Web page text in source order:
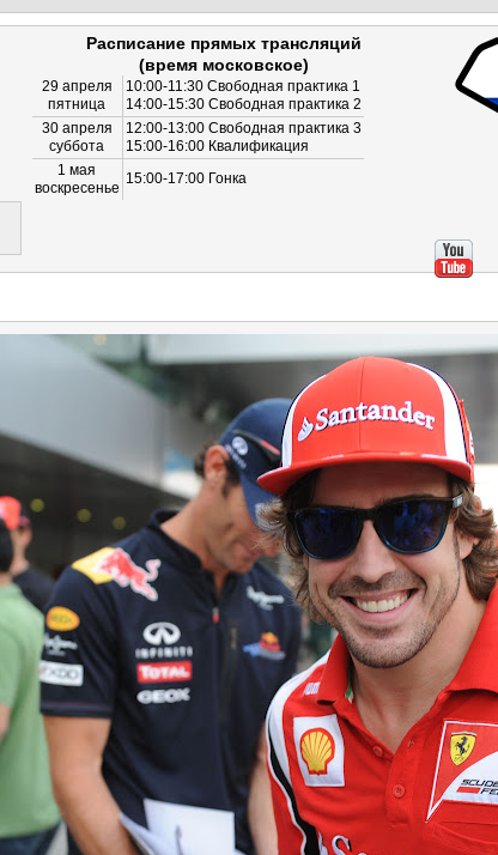
Расписание прямых трансляций
(время московское)
29 апреля
пятница
10:00-11:30 Свободная практика 1
14:00-15:30 Свободная практика 2
30 апреля
суббота
12:00-13:00 Свободная практика 3
15:00-16:00 Квалификация
1 мая
воскресенье
15:00-17:00 Гонка